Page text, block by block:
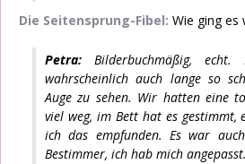
Die Seitensprung-Fibel: Wie ging es
Petra: Bilderbuchmäßig,
wahrscheinlich auch lange so
Auge zu sehen. Wir hatten eine
viel weg, im Bett hat es gestimmt,
ich das empfunden. Es war
Bestimmer, ich hab mich angepasst.